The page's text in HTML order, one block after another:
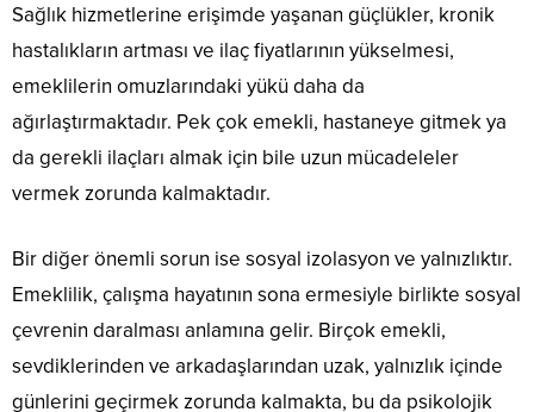
Sağlık hizmetlerine erişimde yaşanan güçlükler, kronik
hastalıkların artması ve ilaç fiyatlarının yükselmesi,
emeklilerin omuzlarındaki yükü daha da
ağırlaştırmaktadır. Pek çok emekli, hastaneye gitmek ya
da gerekli ilaçları almak için bile uzun mücadeleler
vermek zorunda kalmaktadır.
Bir diğer önemli sorun ise sosyal izolasyon ve yalnızlıktır.
Emeklilik, çalışma hayatının sona ermesiyle birlikte sosyal
çevrenin daralması anlamına gelir. Birçok emekli,
sevdiklerinden ve arkadaşlarından uzak, yalnızlık içinde
günlerini geçirmek zorunda kalmakta, bu da psikolojik